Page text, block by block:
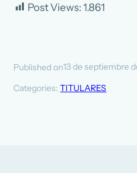
Post Views: 1.861
Published on13 de septiembre
Categories:TITULARES